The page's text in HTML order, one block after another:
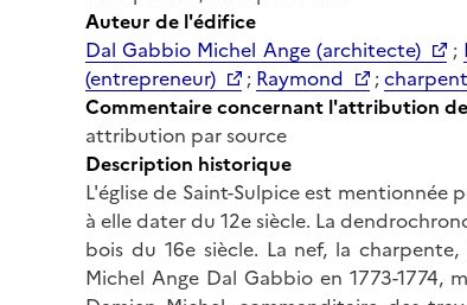
Auteur de l'édifice
Dal Gabbio Michel Ange (architecte)
;
(entrepreneur)
; Raymond ;
Commentaire concernant l'attribution
attribution par source
Description historique
L'église de Saint-Sulpice est
à elle dater du 12e siècle. La
bois du 16e siècle. La nef, la
Michel Ange Dal Gabbio en 1773-1774,